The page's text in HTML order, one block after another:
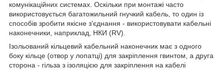
комунікаційних системах. Оскільки при монтажі часто
використовується багатожильний гнучкий кабель, то один із
способів зробити якісне з'єднання - використовувати кабельні
наконечники, наприклад, НКИ (RV).
Ізольований кільцевий кабельний наконечник має з одного
боку кільце (отвор у лопатці) для закріплення гвинтом, а друга
сторона - гільза з ізоляцією для закріплення на кабелі